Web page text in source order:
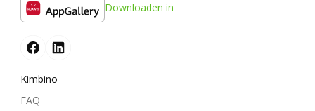
Downloaden in
Kimbino
FAQ